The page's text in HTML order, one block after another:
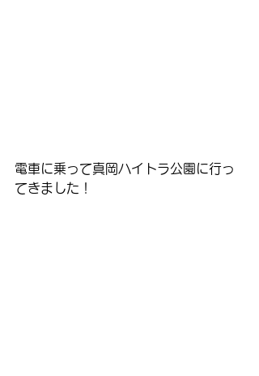
電車に乗って真岡ハイトラ公園に行っ
てきました！